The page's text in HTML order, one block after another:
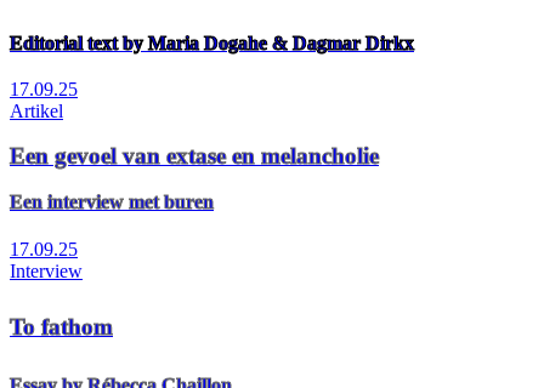
Editorial text by Maria Dogahe & Dagmar Dirkx
17.09.25
Artikel
Een gevoel van extase en melancholie
Een interview met buren
17.09.25
Interview
To fathom